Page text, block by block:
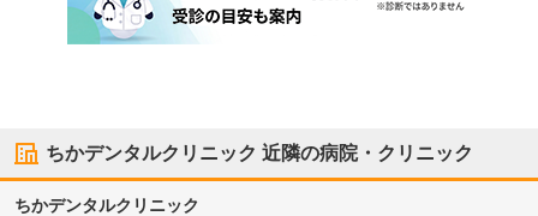
ちかデンタルクリニック 近隣の病院・クリニック
ちかデンタルクリニック